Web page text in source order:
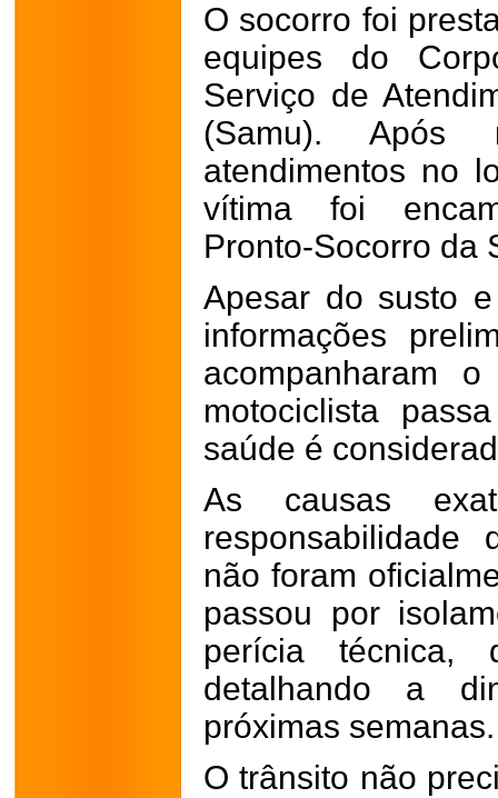
O socorro foi
equipes do
Serviço de
(Samu). Após
atendimentos no
vítima foi
Pronto-Socorro da
Apesar do susto
informações
acompanharam
motociclista
saúde é
As causas
não foram
passou por
perícia técnica,
detalhando a
próximas semanas.
O trânsito não